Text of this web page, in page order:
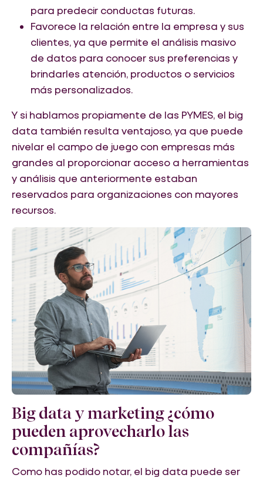
para predecir conductas futuras.
Favorece la relación entre la empresa y sus
clientes, ya que permite el análisis masivo
de datos para conocer sus preferencias y
brindarles atención, productos o servicios
más personalizados.
Y si hablamos propiamente de las PYMES, el big
data también resulta ventajoso, ya que puede
nivelar el campo de juego con empresas más
grandes al proporcionar acceso a herramientas
y análisis que anteriormente estaban
reservados para organizaciones con mayores
recursos.
Big data y marketing ¿cómo
pueden aprovecharlo las
compañías?
Como has podido notar, el big data puede ser